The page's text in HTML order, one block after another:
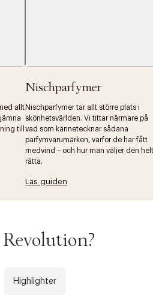
allt
till
Nischparfymer
Nischparfymer tar allt större plats i
skönhetsvärlden. Vi tittar närmare på
vad som kännetecknar sådana
parfymvarumärken, varför de har fått
medvind – och hur man väljer den helt
rätta.
Läs guiden
Revolution?
Highlighter